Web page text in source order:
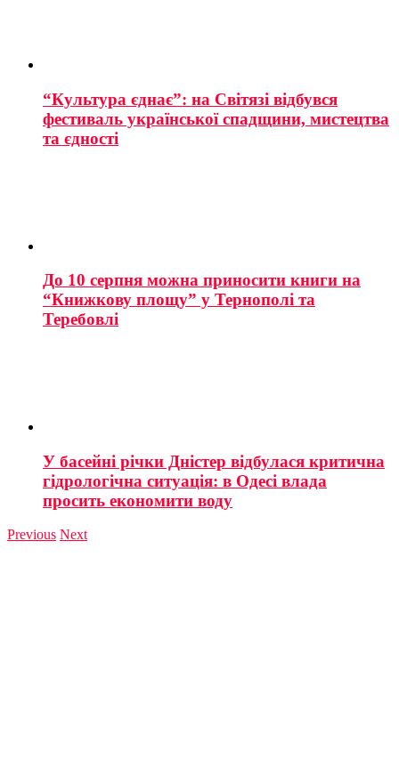
“Культура єднає”: на Світязі відбувся
фестиваль української спадщини, мистецтва
та єдності
До 10 серпня можна приносити книги на
“Книжкову площу” у Тернополі та
Теребовлі
У басейні річки Дністер відбулася критична
гідрологічна ситуація: в Одесі влада
просить економити воду
Previous Next